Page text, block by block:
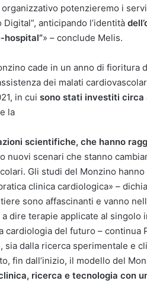
potenzieremo i
anticipando l’identità
hospital”» – conclude Melis.
cade in un anno di fioritura
dei malati
in cuisono stati investiti circa
la
scientifiche, che hanno
nuovi scenari che stanno
Gli studi del Monzino
clinica cardiologica» –
sono affascinanti e vanno
a dire terapie applicate al singolo
cardiologia del futuro – continua
dalla ricerca sperimentale e
fin dall’inizio, il modello del
ricerca e tecnologia con